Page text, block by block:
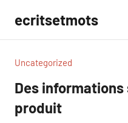
contenu
ecritsetmots
Uncategorized
Des
produit